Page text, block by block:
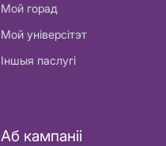
Мой горад
Мой універсітэт
Іншыя паслугі
Аб кампаніі